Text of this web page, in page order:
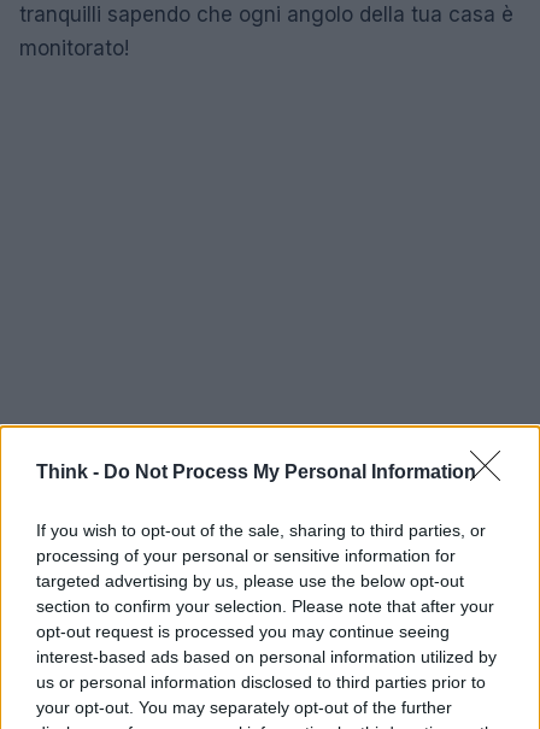
Think - Do Not Process My Personal Information
If you wish to opt-out of the sale, sharing to third parties, or
processing of your personal or sensitive information for
targeted advertising by us, please use the below opt-out
section to confirm your selection. Please note that after your
opt-out request is processed you may continue seeing
interest-based ads based on personal information utilized by
us or personal information disclosed to third parties prior to
your opt-out. You may separately opt-out of the further
tranquilli sapendo che ogni angolo della tua casa è
monitorato!
videosorveglianza, ma di una vera e propria
evoluzione della sicurezza domestica. Non lasciare
la tua protezione al caso: scopri queste incredibili
soluzioni e trasforma la tua casa in una fortezza
tecnologica! Qual è la tua priorità quando si tratta
di sicurezza domestica? 🔐💪